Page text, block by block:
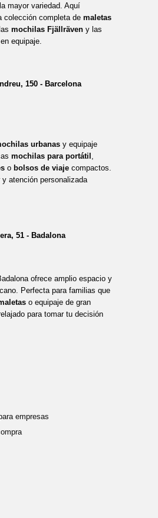
mayor variedad. Aquí
colección completa de maletas
mochilas Fjällräveny las
equipaje.
150 - Barcelona
urbanasy equipaje
mochilas para portátil
o bolsos de viajecompactos.
atención personalizada
51 - Badalona
ofrece amplio espacio y
Perfecta para familias que
o equipaje de gran
para tomar tu decisión
empresas